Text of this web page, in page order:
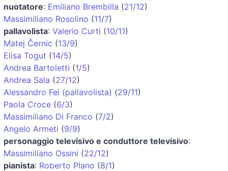
nuotatore: Emiliano Brembilla (21/12)
Massimiliano Rosolino (11/7)
pallavolista: Valerio Curti (10/11)
Matej Černic (13/9)
Elisa Togut (14/5)
Andrea Bartoletti (1/5)
Andrea Sala (27/12)
Alessandro Fei (pallavolista) (29/11)
Paola Croce (6/3)
Massimiliano Di Franco (7/2)
Angelo Armeti (9/9)
personaggio televisivo e conduttore televisivo:
Massimiliano Ossini (22/12)
pianista: Roberto Plano (8/1)